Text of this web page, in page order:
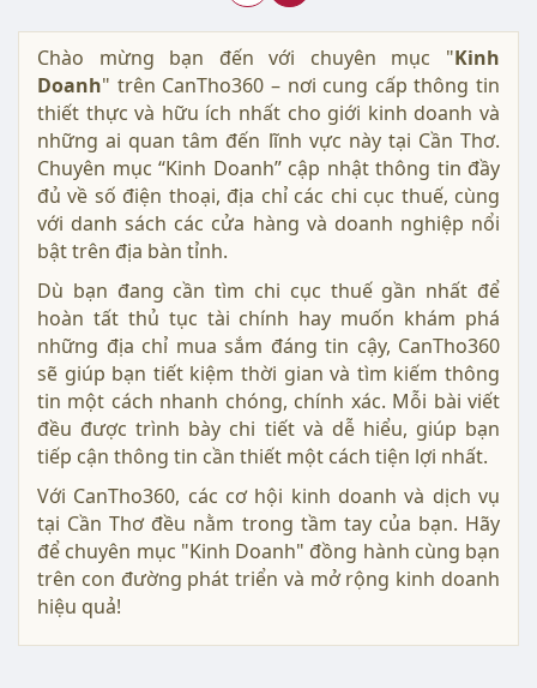
Chào mừng bạn đến với chuyên mục "Kinh
Doanh" trên CanTho360 – nơi cung cấp thông tin
thiết thực và hữu ích nhất cho giới kinh doanh và
những ai quan tâm đến lĩnh vực này tại Cần Thơ.
Chuyên mục “Kinh Doanh” cập nhật thông tin đầy
đủ về số điện thoại, địa chỉ các chi cục thuế, cùng
với danh sách các cửa hàng và doanh nghiệp nổi
bật trên địa bàn tỉnh.
Dù bạn đang cần tìm chi cục thuế gần nhất để
hoàn tất thủ tục tài chính hay muốn khám phá
những địa chỉ mua sắm đáng tin cậy, CanTho360
sẽ giúp bạn tiết kiệm thời gian và tìm kiếm thông
tin một cách nhanh chóng, chính xác. Mỗi bài viết
đều được trình bày chi tiết và dễ hiểu, giúp bạn
tiếp cận thông tin cần thiết một cách tiện lợi nhất.
Với CanTho360, các cơ hội kinh doanh và dịch vụ
tại Cần Thơ đều nằm trong tầm tay của bạn. Hãy
để chuyên mục "Kinh Doanh" đồng hành cùng bạn
trên con đường phát triển và mở rộng kinh doanh
hiệu quả!